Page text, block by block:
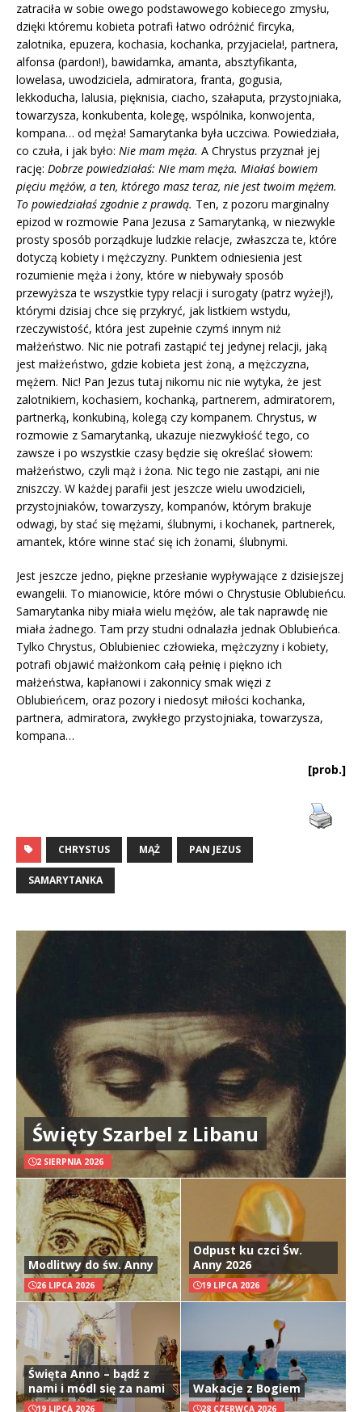
zatraciła w sobie owego podstawowego kobiecego zmysłu,
dzięki któremu kobieta potrafi łatwo odróżnić fircyka,
zalotnika, epuzera, kochasia, kochanka, przyjaciela!, partnera,
alfonsa (pardon!), bawidamka, amanta, absztyfikanta,
lowelasa, uwodziciela, admiratora, franta, gogusia,
lekkoducha, lalusia, pięknisia, ciacho, szałaputa, przystojniaka,
towarzysza, konkubenta, kolegę, wspólnika, konwojenta,
kompana… od męża! Samarytanka była uczciwa. Powiedziała,
co czuła, i jak było: Nie mam męża. A Chrystus przyznał jej
rację: Dobrze powiedziałaś: Nie mam męża. Miałaś bowiem
pięciu mężów, a ten, którego masz teraz, nie jest twoim mężem.
To powiedziałaś zgodnie z prawdą. Ten, z pozoru marginalny
epizod w rozmowie Pana Jezusa z Samarytanką, w niezwykle
prosty sposób porządkuje ludzkie relacje, zwłaszcza te, które
dotyczą kobiety i mężczyzny. Punktem odniesienia jest
rozumienie męża i żony, które w niebywały sposób
przewyższa te wszystkie typy relacji i surogaty (patrz wyżej!),
którymi dzisiaj chce się przykryć, jak listkiem wstydu,
rzeczywistość, która jest zupełnie czymś innym niż
małżeństwo. Nic nie potrafi zastąpić tej jedynej relacji, jaką
jest małżeństwo, gdzie kobieta jest żoną, a mężczyzna,
mężem. Nic! Pan Jezus tutaj nikomu nic nie wytyka, że jest
zalotnikiem, kochasiem, kochanką, partnerem, admiratorem,
partnerką, konkubiną, kolegą czy kompanem. Chrystus, w
rozmowie z Samarytanką, ukazuje niezwykłość tego, co
zawsze i po wszystkie czasy będzie się określać słowem:
małżeństwo, czyli mąż i żona. Nic tego nie zastąpi, ani nie
zniszczy. W każdej parafii jest jeszcze wielu uwodzicieli,
przystojniaków, towarzyszy, kompanów, którym brakuje
odwagi, by stać się mężami, ślubnymi, i kochanek, partnerek,
amantek, które winne stać się ich żonami, ślubnymi.
Jest jeszcze jedno, piękne przesłanie wypływające z dzisiejszej
ewangelii. To mianowicie, które mówi o Chrystusie Oblubieńcu.
Samarytanka niby miała wielu mężów, ale tak naprawdę nie
miała żadnego. Tam przy studni odnalazła jednak Oblubieńca.
Tylko Chrystus, Oblubieniec człowieka, mężczyzny i kobiety,
potrafi objawić małżonkom całą pełnię i piękno ich
małżeństwa, kapłanowi i zakonnicy smak więzi z
Oblubieńcem, oraz pozory i niedosyt miłości kochanka,
partnera, admiratora, zwykłego przystojniaka, towarzysza,
kompana…
[prob.]
CHRYSTUS MĄŻ PAN JEZUS
SAMARYTANKA
Święty Szarbel z Libanu
2 SIERPNIA 2026
Modlitwy do św. Anny
26 LIPCA 2026
Odpust ku czci Św.
Anny 2026
19 LIPCA 2026
Święta Anno – bądź z
nami i módl się za nami
19 LIPCA 2026
Wakacje z Bogiem
28 CZERWCA 2026